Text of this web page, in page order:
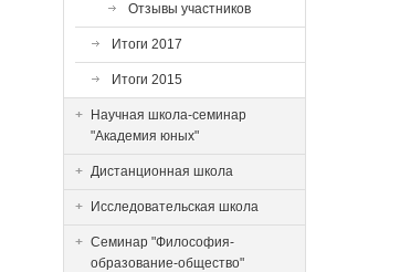
Отзывы участников
Итоги 2017
Итоги 2015
Научная школа-семинар
"Академия юных"
Дистанционная школа
Исследовательская школа
Семинар "Философия-
образование-общество"